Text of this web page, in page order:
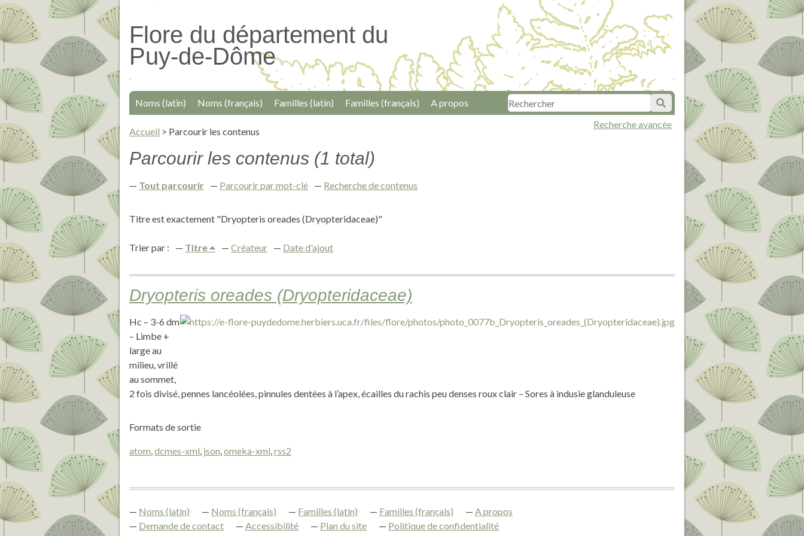
Passer
au
contenu
Flore du département du
Puy-de-Dôme
Recherche avancée
Noms (latin) Noms (français) Familles (latin) Familles (français) A propos
Accueil > Parcourir les contenus
Parcourir les contenus (1 total)
Tout parcourir Parcourir par mot-clé Recherche de contenus
Titre est exactement "Dryopteris oreades (Dryopteridaceae)"
Trier par : Titre Créateur Date d'ajout
Dryopteris oreades (Dryopteridaceae)
Hc – 3-6 dm
– Limbe +
large au
milieu, vrillé
au sommet,
2 fois divisé, pennes lancéolées, pinnules dentées à l’apex, écailles du rachis peu denses roux clair – Sores à indusie glanduleuse
Formats de sortie
atom,dcmes-xml, json,omeka-xml,rss2
Noms (latin) Noms (français) Familles (latin) Familles (français)
A propos
Demande de contact
Accessibilité Plan du site Politique de confidentialité